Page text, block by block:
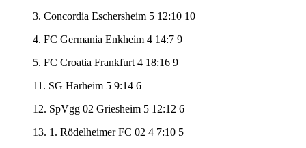
3. Concordia Eschersheim 5 12:10 10
4. FC Germania Enkheim 4 14:7 9
5. FC Croatia Frankfurt 4 18:16 9
11. SG Harheim 5 9:14 6
12. SpVgg 02 Griesheim 5 12:12 6
13. 1. Rödelheimer FC 02 4 7:10 5